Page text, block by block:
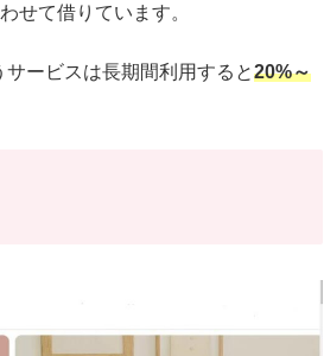
せて借りています。
サービスは長期間利用すると20%～